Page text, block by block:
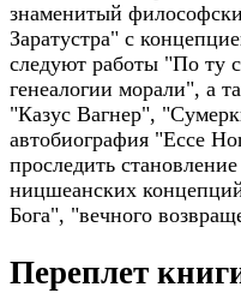
знаменитый
Заратустра" с
следуют работы "По ту
генеалогии морали", а
"Казус Вагнер",
автобиография "Ecce
проследить
ницшеанских
Бога", "вечного
Переплет